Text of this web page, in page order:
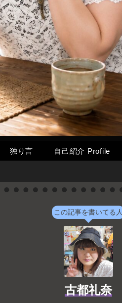
独り言 自己紹介 Profile
この記事を書いてる人
古都礼奈